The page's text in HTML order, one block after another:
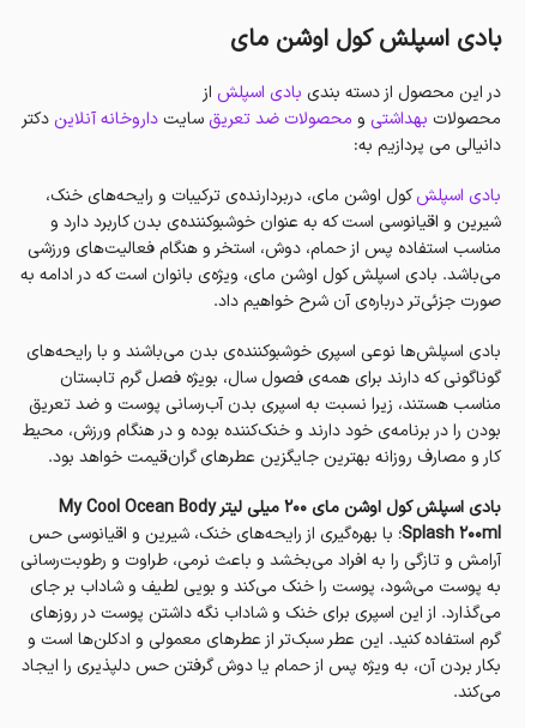
بادی اسپلش‌ کول اوشن مای
در این محصول از دسته بندی بادی اسپلش از
محصولات بهداشتی و محصولات ضد تعریق سایتداروخانه آنلاین دکتر
دانیالی می پردازیم به:
بادی اسپلش‌کول اوشن مای، دربردارنده‌ی ترکیبات و رایحه‌های خنک،
شیرین و اقیانوسی است که به عنوان خوشبوکننده‌ی بدن کاربرد دارد و
مناسب استفاده پس از حمام، دوش، استخر و هنگام فعالیت‌های ورزشی‌
می‌باشد. بادی اسپلش‌ کول اوشن مای، ویژه‌ی بانوان‌ است که در ادامه‌ به
صورت جزئی‌تر درباره‌ی آن شرح خواهیم داد.
بادی اسپلش‌ها نوعی اسپری خوشبوکننده‌ی بدن می‌باشند و با رایحه‌های
گوناگونی که دارند برای همه‌ی فصول سال، بویژه فصل گرم تابستان
مناسب هستند، زیرا نسبت به اسپری بدن آب‌رسانی پوست و ضد تعریق
بودن را در برنامه‌ی خود دارند و خنک‌کننده بوده و در هنگام ورزش، محیط
کار و مصارف روزانه بهترین جایگزین عطرهای گران‌قیمت خواهد بود.
بادی اسپلش‌ کول اوشن مای 200 میلی لیتر My Cool Ocean Body
Splash 200ml؛ با بهره‌گیری از رایحه‌های خنک، شیرین و اقیانوسی حس
آرامش و تازگی را به افراد می‌بخشد و باعث نرمی، طراوت و رطوبت‌رسانی
به پوست می‌شود، پوست را خنک می‌کند و بویی لطیف و شاداب بر جای
می‌گذارد. از این اسپری برای خنک و شاداب نگه داشتن پوست در روزهای
گرم استفاده کنید. این عطر سبک‌تر از عطرهای معمولی و ادکلن‌ها است و
بکار بردن آن، به ویژه پس از حمام یا دوش گرفتن حس دلپذیری را ایجاد
می‌کند.